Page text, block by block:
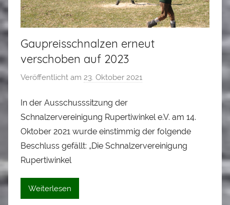
Gaupreisschnalzen erneut
verschoben auf 2023
Veröffentlicht am 23. Oktober 2021
A
l
o
In der Ausschusssitzung der
Schnalzervereinigung Rupertiwinkel e.V. am 14.
Oktober 2021 wurde einstimmig der folgende
Beschluss gefällt: „Die Schnalzervereinigung
Rupertiwinkel
Weiterlesen